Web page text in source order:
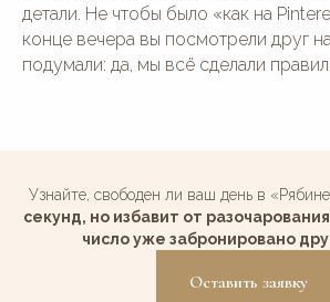
детали. Не чтобы было «как на
конце вечера вы посмотрели друг
подумали: да, мы всё сделали
Узнайте, свободен ли ваш день в
секунд, но избавит от
число уже забронировано
Оставить заявку